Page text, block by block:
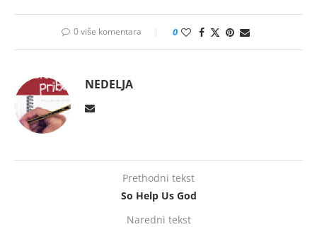
0 više komentara 0
NEDELJA
Prethodni tekst
So Help Us God
Naredni tekst